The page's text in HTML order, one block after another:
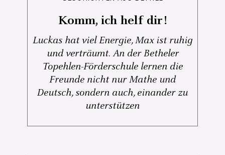
Komm, ich helf dir!
Luckas hat viel Energie, Max ist ruhig
und verträumt. An der Betheler
Topehlen-Förderschule lernen die
Freunde nicht nur Mathe und
Deutsch, sondern auch, einander zu
unterstützen